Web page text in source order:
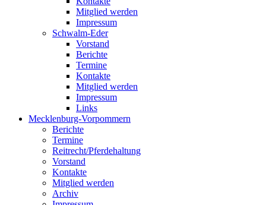
Mitglied werden
Impressum
Schwalm-Eder
Vorstand
Berichte
Termine
Kontakte
Mitglied werden
Impressum
Links
Mecklenburg-Vorpommern
Berichte
Termine
Reitrecht/Pferdehaltung
Vorstand
Kontakte
Mitglied werden
Archiv